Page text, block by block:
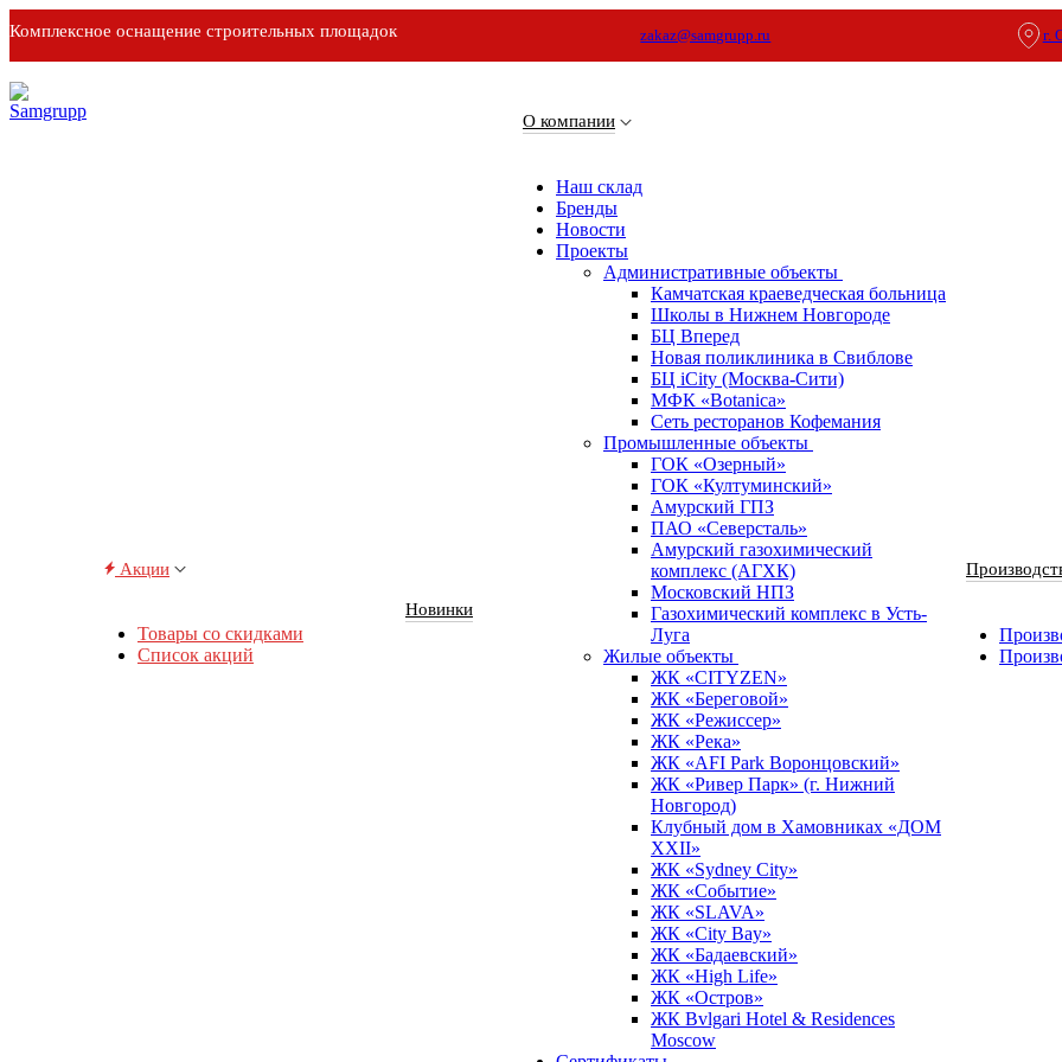
Комплексное оснащение строительных площадок zakaz@samgrupp.ru г.
Акции
Товары со скидками
Список акций
Новинки
О компании
Наш склад
Бренды
Новости
Проекты
Административные объекты
Камчатская краеведческая больница
Школы в Нижнем Новгороде
БЦ Вперед
Новая поликлиника в Свиблове
БЦ iCity (Москва-Сити)
МФК «Botanica»
Сеть ресторанов Кофемания
Промышленные объекты
ГОК «Озерный»
ГОК «Култуминский»
Амурский ГПЗ
ПАО «Северсталь»
Амурский газохимический
комплекс (АГХК)
Московский НПЗ
Газохимический комплекс в Усть-
Луга
Жилые объекты
ЖК «CITYZEN»
ЖК «Береговой»
ЖК «Режиссер»
ЖК «Река»
ЖК «AFI Park Воронцовский»
ЖК «Ривер Парк» (г. Нижний
Новгород)
Клубный дом в Хамовниках «ДОМ
XXII»
ЖК «Sydney City»
ЖК «Событие»
ЖК «SLAVA»
ЖК «City Bay»
ЖК «Бадаевский»
ЖК «High Life»
ЖК «Остров»
ЖК Bvlgari Hotel & Residences
Moscow